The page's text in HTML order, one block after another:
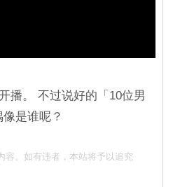
播。 不过说好的「10位男
是谁呢？
容。如有违者，本站将予以追究